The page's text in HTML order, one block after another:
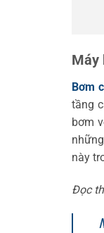
Máy
Bơm
tầng
bơm
này
Đọc